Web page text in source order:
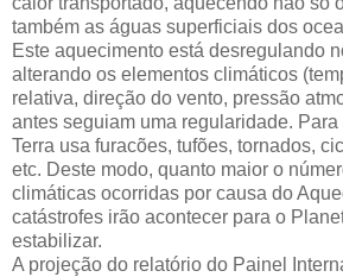
também as águas superficiais dos
Este aquecimento está desregulando
alterando os elementos climáticos
relativa, direção do vento, pressão
antes seguiam uma regularidade. Para
Terra usa furacões, tufões, tornados,
etc. Deste modo, quanto maior o
climáticas ocorridas por causa do
catástrofes irão acontecer para o
estabilizar.
A projeção do relatório do Painel